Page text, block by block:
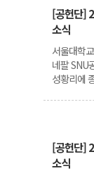
[공헌단]
소식
서울대학
네팔 SNU
성황리에
[공헌단]
소식